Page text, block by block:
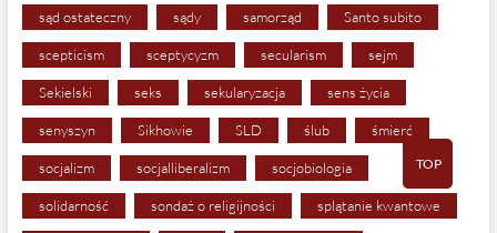
sąd ostateczny sądy samorząd Santo subito
scepticism sceptycyzm secularism sejm
Sekielski seks sekularyzacja sens życia
senyszyn Sikhowie SLD ślub śmierć
socjalizm socjalliberalizm socjobiologia
solidarność sondaż o religijności splątanie kwantowe
TOP